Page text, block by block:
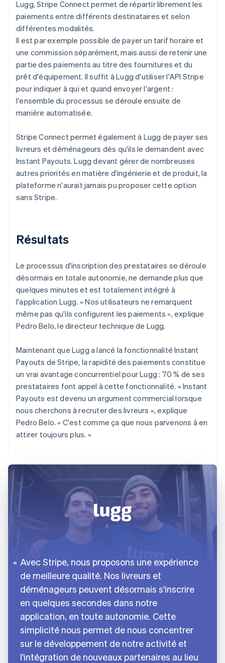
Lugg, Stripe Connect permet de répartir librement les
paiements entre différents destinataires et selon
différentes modalités.
Il est par exemple possible de payer un tarif horaire et
une commission séparément, mais aussi de retenir une
partie des paiements au titre des fournitures et du
prêt d'équipement. Il suffit à Lugg d'utiliser l'API Stripe
pour indiquer à qui et quand envoyer l'argent :
l'ensemble du processus se déroule ensuite de
manière automatisée.
Stripe Connect permet également à Lugg de payer ses
livreurs et déménageurs dès qu'ils le demandent avec
lnstant Payouts. Lugg devant gérer de nombreuses
autres priorités en matière d'ingénierie et de produit, la
plateforme n'aurait jamais pu proposer cette option
sans Stripe.
Résultats
Le processus d'inscription des prestataires se déroule
désormais en totale autonomie, ne demande plus que
quelques minutes et est totalement intégré à
l'application Lugg. « Nos utilisateurs ne remarquent
même pas qu'ils configurent les paiements », explique
Pedro Belo, le directeur technique de Lugg.
Maintenant que Lugg a lancé la fonctionnalité Instant
Payouts de Stripe, la rapidité des paiements constitue
un vrai avantage concurrentiel pour Lugg : 70 % de ses
prestataires font appel à cette fonctionnalité. « Instant
Payouts est devenu un argument commercial lorsque
nous cherchons à recruter des livreurs », explique
Pedro Belo. « C'est comme ça que nous parvenons à en
attirer toujours plus. »
Avec Stripe, nous proposons une expérience
de meilleure qualité. Nos livreurs et
déménageurs peuvent désormais s'inscrire
en quelques secondes dans notre
application, en toute autonomie. Cette
simplicité nous permet de nous concentrer
sur le développement de notre activité et
l'intégration de nouveaux partenaires au lieu